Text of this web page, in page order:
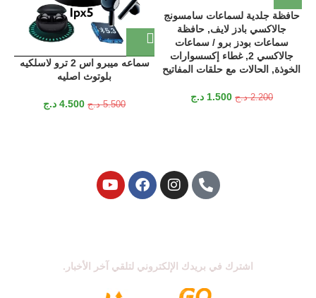
حافظة جلدية لسماعات سامسونج
جالاكسي بادز لايف, حافظة
سماعات بودز برو / سماعات
جالاكسي 2, غطاء إكسسوارات
الخوذة, الحالات مع حلقات المفاتيح
2.200 د.ج 1.500 د.ج
سماعه ميبرو اس 2 ترو لاسلكيه
بلوتوث اصليه
5.500 د.ج 4.500 د.ج
اشترك في بريدك الإلكتروني لتلقي آخر الأخبار.